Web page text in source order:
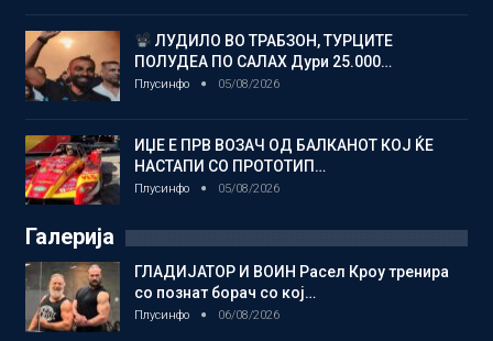
ЛУДИЛО ВО ТРАБЗОН, ТУРЦИТЕ
ПОЛУДЕА ПО САЛАХ Дури 25.000…
Плусинфо 05/08/2026
ИЏЕ Е ПРВ ВОЗАЧ ОД БАЛКАНОТ КОЈ ЌЕ
НАСТАПИ СО ПРОТОТИП…
Плусинфо 05/08/2026
Галерија
ГЛАДИЈАТОР И ВОИН Расел Кроу тренира
со познат борач со кој…
Плусинфо 06/08/2026